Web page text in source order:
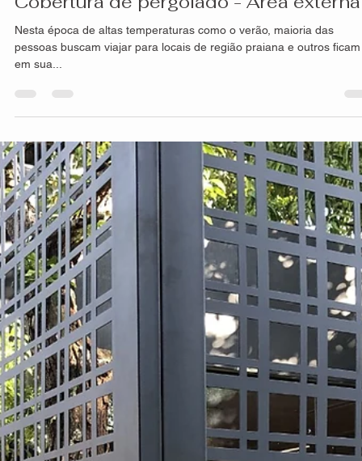
26 de jan. de 2022
2 min de leitura
Cobertura de pergolado - Área externa
Nesta época de altas temperaturas como o verão, maioria das
pessoas buscam viajar para locais de região praiana e outros ficam
em sua...